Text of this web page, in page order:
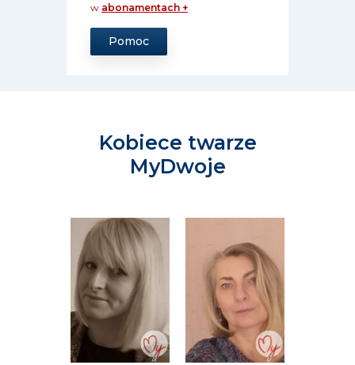
w abonamentach +
Pomoc
Kobiece twarze
MyDwoje